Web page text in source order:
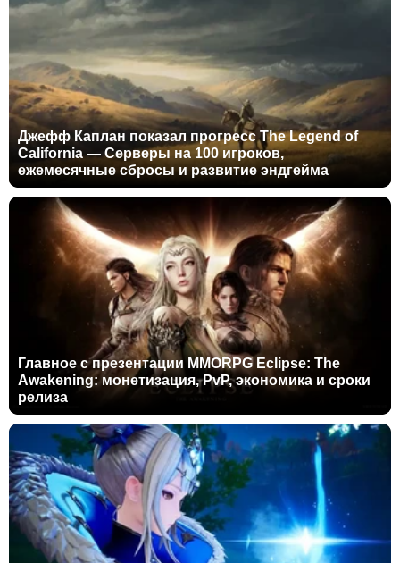
Джефф Каплан показал прогресс The Legend of
California — Серверы на 100 игроков,
ежемесячные сбросы и развитие эндгейма
Главное с презентации MMORPG Eclipse: The
Awakening: монетизация, PvP, экономика и сроки
релиза